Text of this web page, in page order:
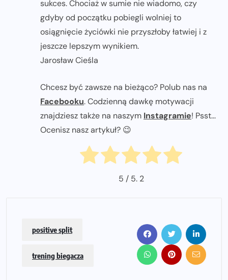
sukces. Chociaż w sumie nie wiadomo, czy
gdyby od początku pobiegli wolniej to
osiągnięcie życiówki nie przyszłoby łatwiej i z
jeszcze lepszym wynikiem.
Jarosław Cieśla
Chcesz być zawsze na bieżąco? Polub nas na
Facebooku. Codzienną dawkę motywacji
znajdziesz także na naszym Instagramie! Psst...
Ocenisz nasz artykuł? 😉
5 / 5. 2
positive split
trening biegacza